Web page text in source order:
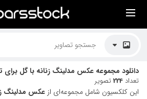
دانلود مجموعه عکس مدلینگ زنانه با گل برای
تعداد 224تصویر
این کلکسیون شامل مجموعه‌ای از عکس مدلینگ
لیست قیمت ها
موضوعات تصاویر